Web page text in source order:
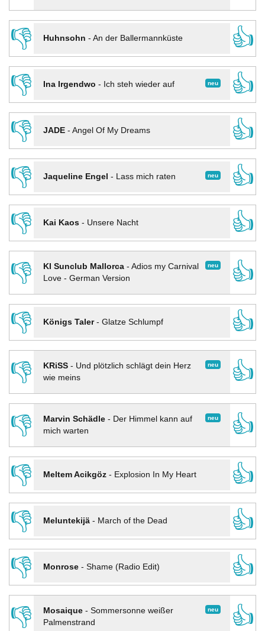
👎
Huhnsohn - An der Ballermannküste
👍
👎
neu
Ina Irgendwo - Ich steh wieder auf
👍
👎
JADE- Angel Of My Dreams
👍
👎
neu
Jaqueline Engel - Lass mich raten
👍
👎
Kai Kaos- Unsere Nacht
👍
👎
neu
KI Sunclub Mallorca- Adios my Carnival
Love - German Version
👍
👎
Königs Taler- Glatze Schlumpf
👍
👎
neu
KRiSS- Und plötzlich schlägt dein Herz
wie meins
👍
👎 neu
Marvin Schädle- Der Himmel kann auf
mich warten
👍
👎
Meltem Acikgöz- Explosion In My Heart
👍
👎
Meluntekijä- March of the Dead
👍
👎
Monrose- Shame (Radio Edit)
👍
👎
neu
Mosaique- Sommersonne weißer
Palmenstrand
👍